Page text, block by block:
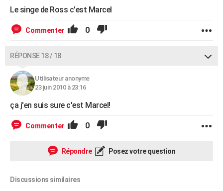
Le singe de Ross c'est Marcel
Commenter 0
RÉPONSE 18 / 18
Utilisateur anonyme
23 juin 2010 à 23:16
ça j'en suis sure c'est Marcel!
Commenter 0
Répondre Posez votre question
Discussions similaires